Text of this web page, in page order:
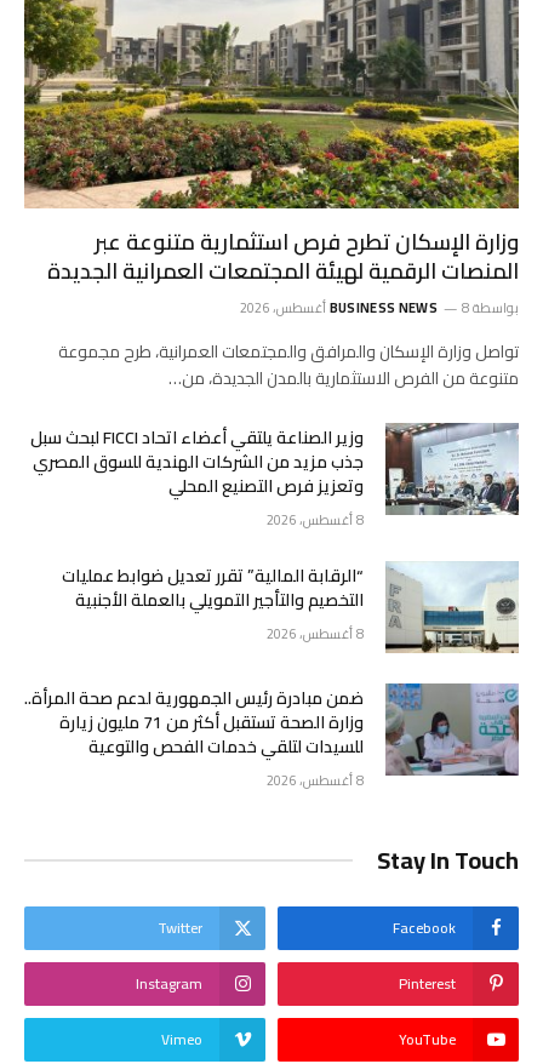
وزارة الإسكان تطرح فرص استثمارية متنوعة عبر
المنصات الرقمية لهيئة المجتمعات العمرانية الجديدة
بواسطة BUSINESS NEWS 8 أغسطس، 2026
تواصل وزارة الإسكان والمرافق والمجتمعات العمرانية، طرح مجموعة
متنوعة من الفرص الاستثمارية بالمدن الجديدة، من…
وزير الصناعة يلتقي أعضاء اتحاد FICCI لبحث سبل
جذب مزيد من الشركات الهندية للسوق المصري
وتعزيز فرص التصنيع المحلي
8 أغسطس، 2026
“الرقابة المالية” تقرر تعديل ضوابط عمليات
التخصيم والتأجير التمويلي بالعملة الأجنبية
8 أغسطس، 2026
ضمن مبادرة رئيس الجمهورية لدعم صحة المرأة..
وزارة الصحة تستقبل أكثر من 71 مليون زيارة
للسيدات لتلقي خدمات الفحص والتوعية
8 أغسطس، 2026
Stay In Touch
Facebook
Twitter
Pinterest
Instagram
YouTube
Vimeo